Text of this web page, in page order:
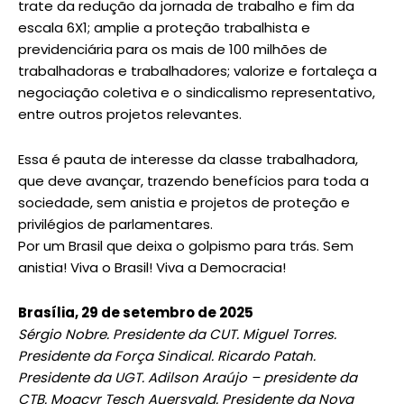
trate da redução da jornada de trabalho e fim da
escala 6X1; amplie a proteção trabalhista e
previdenciária para os mais de 100 milhões de
trabalhadoras e trabalhadores; valorize e fortaleça a
negociação coletiva e o sindicalismo representativo,
entre outros projetos relevantes.
Essa é pauta de interesse da classe trabalhadora,
que deve avançar, trazendo benefícios para toda a
sociedade, sem anistia e projetos de proteção e
privilégios de parlamentares.
Por um Brasil que deixa o golpismo para trás. Sem
anistia! Viva o Brasil! Viva a Democracia!
Brasília, 29 de setembro de 2025
Sérgio Nobre. Presidente da CUT. Miguel Torres.
Presidente da Força Sindical. Ricardo Patah.
Presidente da UGT. Adilson Araújo – presidente da
CTB. Moacyr Tesch Auersvald. Presidente da Nova